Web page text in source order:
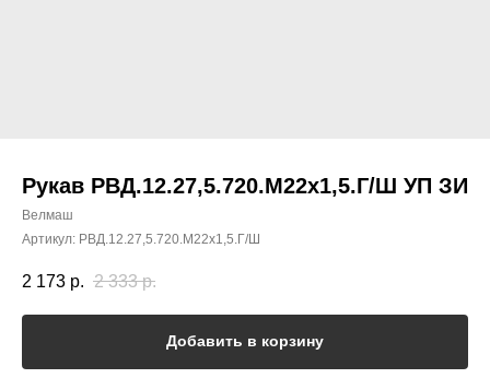
Рукав РВД.12.27,5.720.М22х1,5.Г/Ш УП ЗИ
Велмаш
Артикул: РВД.12.27,5.720.М22х1,5.Г/Ш
2 173 р. 2 333 р.
Добавить в корзину